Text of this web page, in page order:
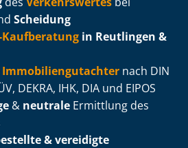
Scheidung
in Reutlingen &
Im­mo­bi­li­en­gut­ach­ter nach DIN
DEKRA, IHK, DIA und EIPOS
& neutrale Ermittlung des
& vereidigte